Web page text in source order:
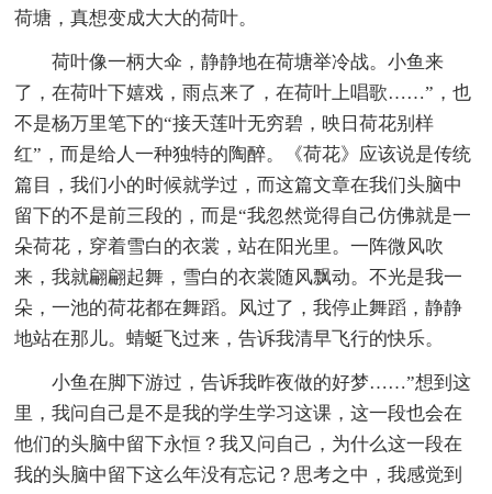
荷塘，真想变成大大的荷叶。
荷叶像一柄大伞，静静地在荷塘举冷战。小鱼来
了，在荷叶下嬉戏，雨点来了，在荷叶上唱歌……”，也
不是杨万里笔下的“接天莲叶无穷碧，映日荷花别样
红”，而是给人一种独特的陶醉。《荷花》应该说是传统
篇目，我们小的时候就学过，而这篇文章在我们头脑中
留下的不是前三段的，而是“我忽然觉得自己仿佛就是一
朵荷花，穿着雪白的衣裳，站在阳光里。一阵微风吹
来，我就翩翩起舞，雪白的衣裳随风飘动。不光是我一
朵，一池的荷花都在舞蹈。风过了，我停止舞蹈，静静
地站在那儿。蜻蜓飞过来，告诉我清早飞行的快乐。
小鱼在脚下游过，告诉我昨夜做的好梦……”想到这
里，我问自己是不是我的学生学习这课，这一段也会在
他们的头脑中留下永恒？我又问自己，为什么这一段在
我的头脑中留下这么年没有忘记？思考之中，我感觉到